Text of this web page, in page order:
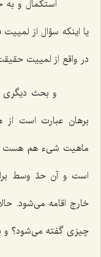
استكمال و به
یا اینكه سؤال از
در واقع از لمییت
و بحث
برهان عبارت است
ماهیت شیء هم هست
است و آن حدّ وسط
خارج اقامه مى‌شود.
چیزى گفته مى‌شود؟ و